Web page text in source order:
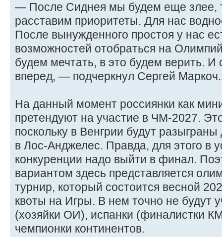
— После Сиднея мы будем еще злее,
расставим приоритеты. Для нас
После вынужденного простоя у нас
возможностей отобраться на
будем мечтать, в это будем верить.
вперед, — подчеркнул Сергей Маркоч.
На данный момент россиянки как
претендуют на участие в ЧМ-2027.
поскольку в Венгрии будут
в Лос-Анджелес. Правда, для этого в
конкуренции надо выйти в финал.
вариантом здесь представляется
турнир, который состоится весной
квоты на Игры. В нем точно не будут
(хозяйки ОИ), испанки (финалистки
чемпионки континентов.